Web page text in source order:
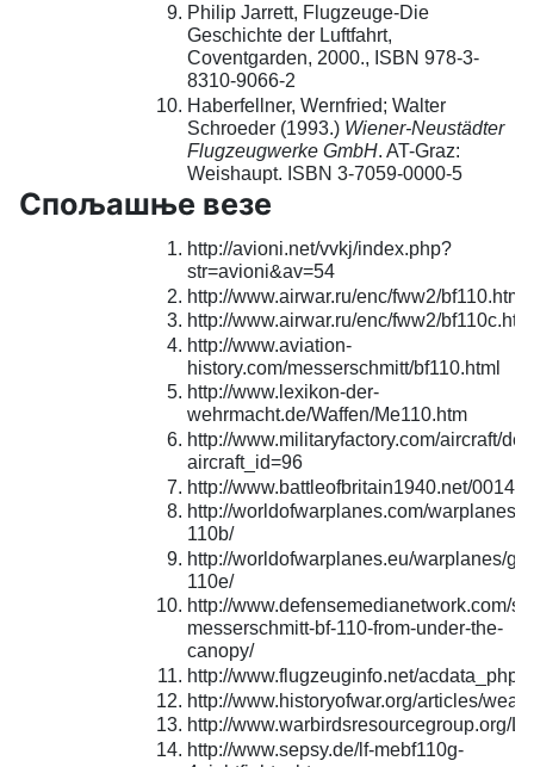
Philip Jarrett, Flugzeuge-Die
Geschichte der Luftfahrt,
Coventgarden, 2000., ISBN 978-3-
8310-9066-2
Haberfellner, Wernfried; Walter
Schroeder (1993.) Wiener-Neustädter
Flugzeugwerke GmbH. AT-Graz:
Weishaupt. ISBN 3-7059-0000-5
Спољашње везе
http://avioni.net/vvkj/index.php?
str=avioni&av=54
http://www.airwar.ru/enc/fww2/bf110.html
http://www.airwar.ru/enc/fww2/
http://www.aviation-
history.com/messerschmitt/bf110.html
http://www.lexikon-der-
wehrmacht.de/Waffen/Me110.htm
http://www.militaryfactory.com/aircraft/
aircraft_id=96
http://www.battleofbritain1940.net/
http://worldofwarplanes.com/warplanes/
110b/
http://worldofwarplanes.eu/warplanes/
110e/
http://www.defensemedianetwork.com/
messerschmitt-bf-110-from-under-the-
canopy/
http://www.flugzeuginfo.net/
http://www.historyofwar.org/articles/
http://www.warbirdsresourcegroup.org/
http://www.sepsy.de/lf-mebf110g-